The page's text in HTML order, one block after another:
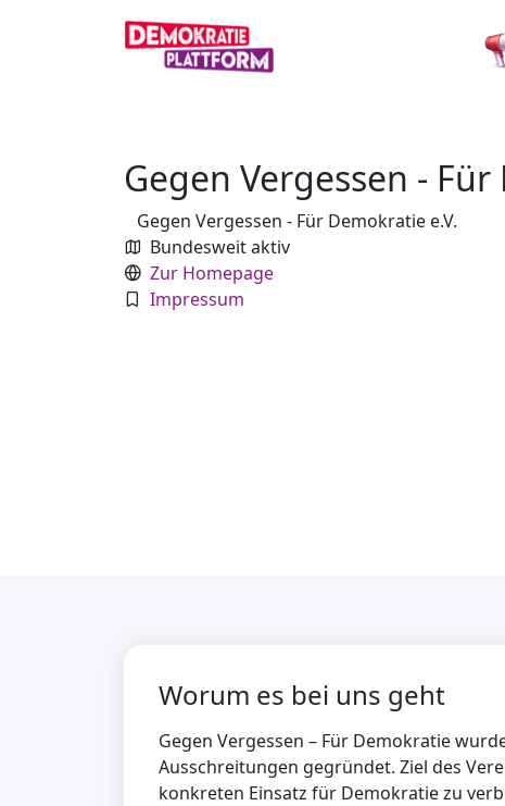
Gegen Vergessen -
Gegen Vergessen - Für Demokratie e.V.
Bundesweit aktiv
Zur Homepage
Impressum
Worum es bei uns geht
Gegen Vergessen – Für Demokratie
Ausschreitungen gegründet. Ziel des
konkreten Einsatz für Demokratie zu